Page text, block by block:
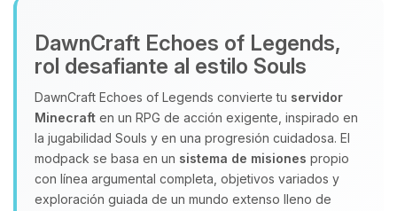
DawnCraft Echoes of Legends,
rol desafiante al estilo Souls
DawnCraft Echoes of Legends convierte tu servidor
Minecraft en un RPG de acción exigente, inspirado en
la jugabilidad Souls y en una progresión cuidadosa. El
modpack se basa en un sistema de misiones propio
con línea argumental completa, objetivos variados y
exploración guiada de un mundo extenso lleno de
Yupi, por fin alguien con quien
hablar! Soy Choupy, tu pequeno
que necesitas y moveré mis
pequenos circuitos para ayudarte.
07/08/2026 07:19